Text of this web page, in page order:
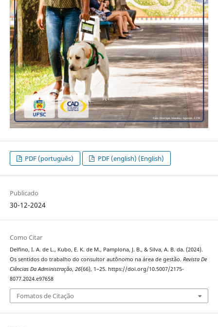
PDF (português) PDF (english) (English)
Publicado
30-12-2024
Como Citar
Delfino, I. A. de L., Kubo, E. K. de M., Pamplona, J. B., & Silva, A. B. da. (2024).
Os sentidos do trabalho do consultor autônomo na área de gestão. Revista De
Ciências Da Administração, 26(66), 1–25. https://doi.org/10.5007/2175-
8077.2024.e97658
Fomatos de Citação